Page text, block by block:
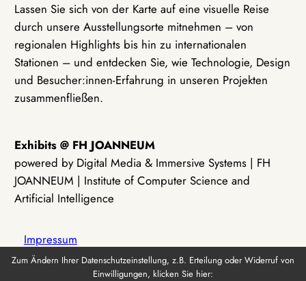
Lassen Sie sich von der Karte auf eine visuelle Reise
durch unsere Ausstellungsorte mitnehmen – von
regionalen Highlights bis hin zu internationalen
Stationen – und entdecken Sie, wie Technologie, Design
und Besucher:innen-Erfahrung in unseren Projekten
zusammenfließen.
Exhibits @ FH JOANNEUM
powered by Digital Media & Immersive Systems | FH
JOANNEUM | Institute of Computer Science and
Artificial Intelligence
Impressum
Zum Ändern Ihrer Datenschutzeinstellung, z.B. Erteilung oder Widerruf von
Einwilligungen, klicken Sie hier: